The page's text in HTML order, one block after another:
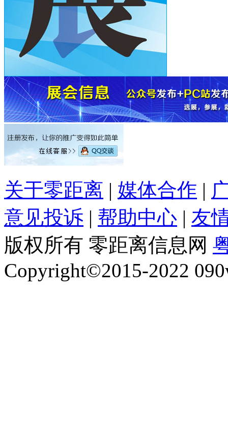
关于零距离 | 媒体合作 |
意见投诉 | 帮助中心 | 友
版权所有 零距离信息网
Copyright©2015-2022